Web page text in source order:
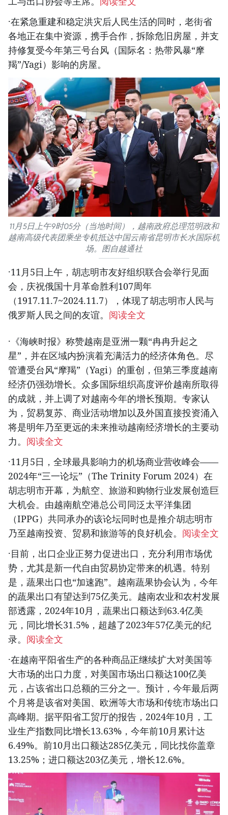
·在紧急重建和稳定洪灾后人民生活的同时，老街省
各地正在集中资源，携手合作，拆除危旧房屋，并支
持修复受今年第三号台风（国际名：热带风暴“摩
羯”/Yagi）影响的房屋。
11月5日上午9时05分（当地时间），越南政府总理范明政和
越南高级代表团乘坐专机抵达中国云南省昆明市长水国际机
场。图自越通社
·11月5日上午，胡志明市友好组织联合会举行见面
会，庆祝俄国十月革命胜利107周年
（1917.11.7~2024.11.7），体现了胡志明市人民与
俄罗斯人民之间的友谊。 阅读全文
·《海峡时报》称赞越南是亚洲一颗“冉冉升起之
星”，并在区域内扮演着充满活力的经济体角色。尽
管遭受台风“摩羯”（Yagi）的重创，但第三季度越南
经济仍强劲增长。众多国际组织高度评价越南所取得
的成就，并上调了对越南今年的增长预期。专家认
为，贸易复苏、商业活动增加以及外国直接投资涌入
将是明年乃至更远的未来推动越南经济增长的主要动
力。 阅读全文
·11月5日，全球最具影响力的机场商业营收峰会——
2024年“三一论坛”（The Trinity Forum 2024）在
胡志明市开幕，为航空、旅游和购物行业发展创造巨
大机会。由越南航空港总公司同泛太平洋集团
（IPPG）共同承办的该论坛同时也是推介胡志明市
乃至越南投资、贸易和旅游等的良好机会。 阅读全文
·目前，出口企业正努力促进出口，充分利用市场优
势，尤其是新一代自由贸易协定带来的机遇。特别
是，蔬果出口也“加速跑”。越南蔬果协会认为，今年
的蔬果出口有望达到75亿美元。越南农业和农村发展
部透露，2024年10月，蔬果出口额达到63.4亿美
元，同比增长31.5%，超越了2023年57亿美元的纪
录。 阅读全文
·在越南平阳省生产的各种商品正继续扩大对美国等
大市场的出口力度，对美国市场出口额达100亿美
元，占该省出口总额的三分之一。预计，今年最后两
个月将是该省对美国、欧洲等大市场和传统市场出口
高峰期。据平阳省工贸厅的报告，2024年10月，工
业生产指数同比增长13.63%，今年前10月累计达
6.49%。前10月出口额达285亿美元，同比找你盖章
13.25%；进口额达203亿美元，增长12.6%。